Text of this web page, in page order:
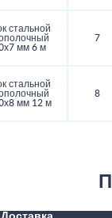
стальной
мм 6 м
7
стальной
мм 12 м
8